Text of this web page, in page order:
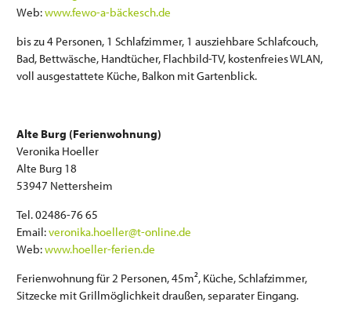
Web:www.fewo-a-bäckesch.de
bis zu 4 Personen, 1 Schlafzimmer, 1 ausziehbare Schlafcouch,
Bad, Bettwäsche, Handtücher, Flachbild-TV, kostenfreies WLAN,
voll ausgestattete Küche, Balkon mit Gartenblick.
Alte Burg (Ferienwohnung)
Veronika Hoeller
Alte Burg 18
53947 Nettersheim
Tel. 02486-76 65
Email:veronika.hoeller@t-online.de
Web:www.hoeller-ferien.de
Ferienwohnung für 2 Personen, 45m², Küche, Schlafzimmer,
Sitzecke mit Grillmöglichkeit draußen, separater Eingang.